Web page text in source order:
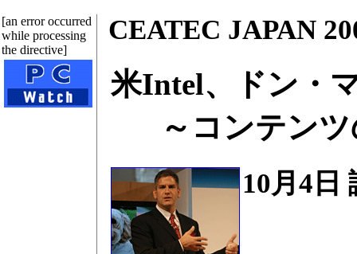
[an error occurred
while processing
the directive]
CEATEC JAPAN
米Intel、ドン・
～コンテン
10月4日